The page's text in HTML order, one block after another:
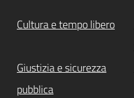
Cultura e tempo libero
Giustizia e sicurezza
pubblica